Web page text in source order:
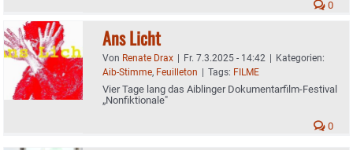
0
Ans Licht
Von Renate Drax | Fr. 7.3.2025 - 14:42 | Kategorien:
Aib-Stimme, Feuilleton | Tags: FILME
Vier Tage lang das Aiblinger Dokumentarfilm-Festival
„Nonfiktionale"
0